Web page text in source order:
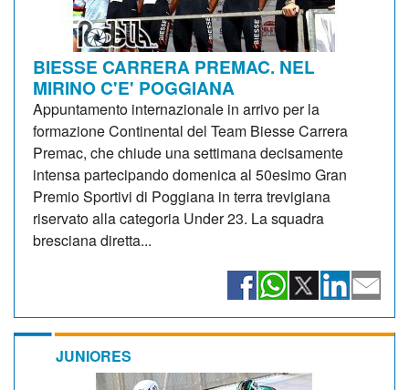
BIESSE CARRERA PREMAC. NEL
MIRINO C'E' POGGIANA
Appuntamento internazionale in arrivo per la
formazione Continental del Team Biesse Carrera
Premac, che chiude una settimana decisamente
intensa partecipando domenica al 50esimo Gran
Premio Sportivi di Poggiana in terra trevigiana
riservato alla categoria Under 23. La squadra
bresciana diretta...
JUNIORES